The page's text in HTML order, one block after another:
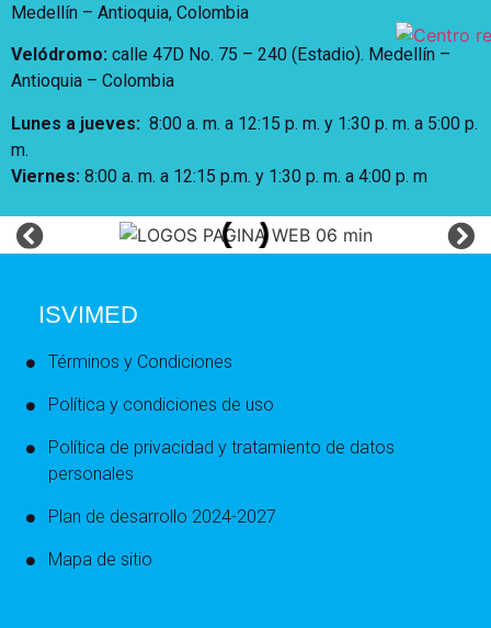
Medellín – Antioquia, Colombia
Velódromo: calle 47D No. 75 – 240 (Estadio). Medellín –
Antioquia – Colombia
Lunes a jueves: 8:00 a. m. a 12:15 p. m. y 1:30 p. m. a 5:00 p.
m.
Viernes: 8:00 a. m. a 12:15 p.m. y 1:30 p. m. a 4:00 p. m
ISVIMED
Términos y Condiciones
Política y condiciones de uso
Política de privacidad y tratamiento de datos
personales
Plan de desarrollo 2024-2027
Mapa de sitio